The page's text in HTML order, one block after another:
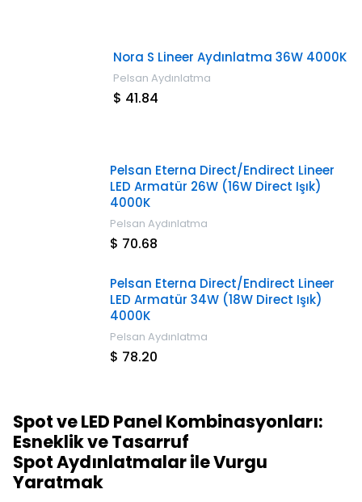
Nora S Lineer Aydınlatma 36W 4000K
Pelsan Aydınlatma
$ 41.84
Pelsan Eterna Direct/Endirect Lineer
LED Armatür 26W (16W Direct Işık)
4000K
Pelsan Aydınlatma
$ 70.68
Pelsan Eterna Direct/Endirect Lineer
LED Armatür 34W (18W Direct Işık)
4000K
Pelsan Aydınlatma
$ 78.20
Spot ve LED Panel Kombinasyonları:
Esneklik ve Tasarruf
Spot Aydınlatmalar ile Vurgu
Yaratmak